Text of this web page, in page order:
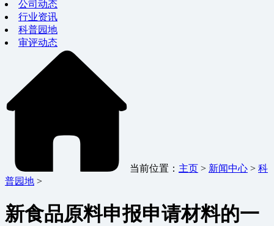
公司动态
行业资讯
科普园地
审评动态
当前位置： 主页 > 新闻中心 > 科
普园地 >
新食品原料申报申请材料的一